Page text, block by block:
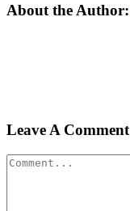
Vk
Email
About the Author:
Leave A Comment
Comment